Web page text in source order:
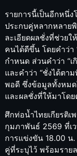
รายการนี้เป็นอีกหนึ่
ประกบคู่หลากหลาย
ละเอียดผลชั่งที่ช่วย
คนได้ดีขึ้น โดยคำว่า
กำหนด ส่วนคำว่า “
และคำว่า “ชั่งได้ตา
พอดี ซึ่งข้อมูลทั้งหม
และผลชั่งที่ให้มาโดย
ศึกท่อน้ำไทยเกียรติ
กุมภาพันธ์ 2569 ที่เ
การแข่งขัน 18.00
คู่ที่ระบุไว้ พร้อมราย